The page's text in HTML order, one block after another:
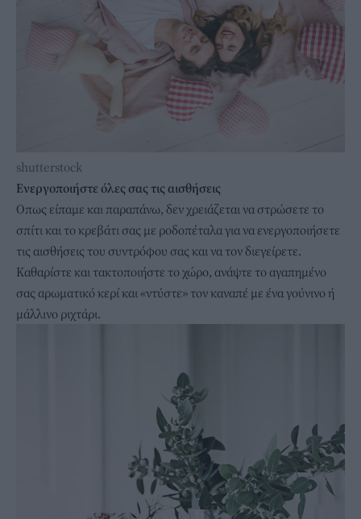
shutterstock
Ενεργοποιήστε όλες σας τις αισθήσεις
Οπως είπαμε και παραπάνω, δεν χρειάζεται να στρώσετε το
σπίτι και το κρεβάτι σας με ροδοπέταλα για να ενεργοποιήσετε
τις αισθήσεις του συντρόφου σας και να τον διεγείρετε.
Καθαρίστε και τακτοποιήστε το χώρο, ανάψτε το αγαπημένο
σας αρωματικό κερί και «ντύστε» τον καναπέ με ένα γούνινο ή
μάλλινο ριχτάρι.